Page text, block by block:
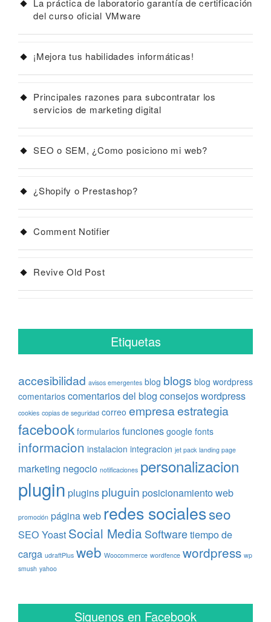
La práctica de laboratorio garantía de certificación
del curso oficial VMware
¡Mejora tus habilidades informáticas!
Principales razones para subcontratar los
servicios de marketing digital
SEO o SEM, ¿Como posiciono mi web?
¿Shopify o Prestashop?
Comment Notifier
Revive Old Post
Etiquetas
accesibilidad avisos emergentes blog blogs blog wordpress
comentarios comentarios del blog consejos wordpress
cookies copias de seguridad correo empresaestrategia
facebook formularios funciones google fonts
informacion instalacion integracion jet pack landing page
marketing negocio notificaciones personalizacion
plugin plugins pluguin posicionamiento web
promoción página web redes socialesseo
SEO Yoast Social Media Softwaretiempo de
carga udraftPlus web Woocommerce wordfence wordpress wp
smush yahoo
Siguenos en Facebook